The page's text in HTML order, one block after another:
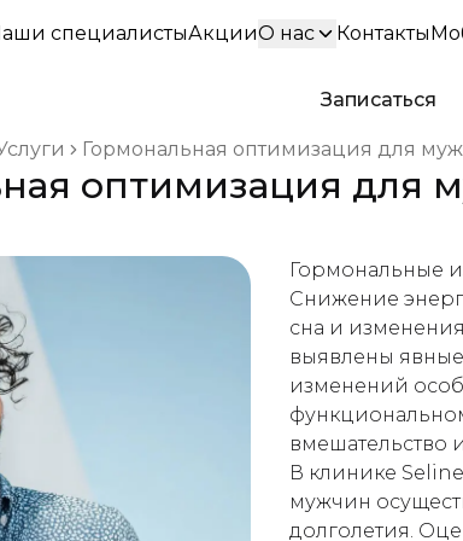
специалистыАкцииО нас Контакты
Записаться
Гормональная оптимизация для
оптимизация для
Гормональные
Снижение
сна и изменения
выявлены
изменений
вмешательство
В клинике
мужчин
долголетия.